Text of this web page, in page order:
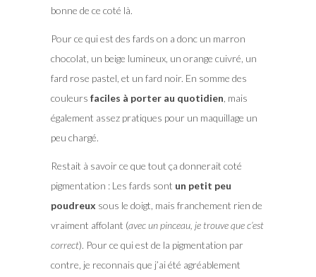
bonne de ce coté là.
Pour ce qui est des fards on a donc un marron
chocolat, un beige lumineux, un orange cuivré, un
fard rose pastel, et un fard noir. En somme des
couleurs faciles à porter au quotidien , mais
également assez pratiques pour un maquillage un
peu chargé.
Restait à savoir ce que tout ça donnerait coté
pigmentation : Les fards sont un petit peu
poudreux sous le doigt, mais franchement rien de
vraiment affolant (avec un pinceau, je trouve que c’est
correct). Pour ce qui est de la pigmentation par
contre, je reconnais que j’ai été agréablement